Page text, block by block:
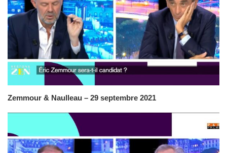
Zemmour & Naulleau – 29 septembre 2021